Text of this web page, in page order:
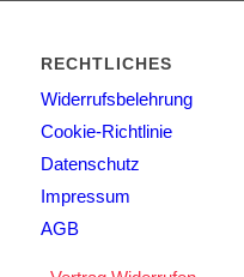
RECHTLICHES
Widerrufsbelehrung
Cookie-Richtlinie
Datenschutz
Impressum
AGB